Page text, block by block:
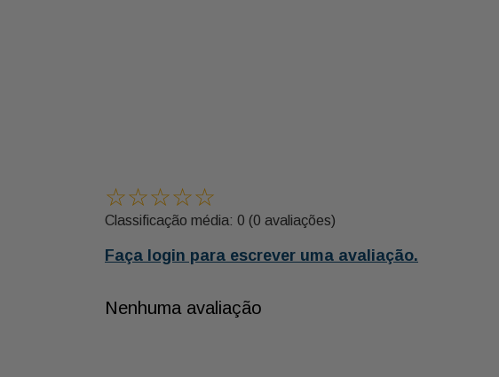
☆☆☆☆☆
Classificação média: 0 (0 avaliações)
Faça login para escrever uma avaliação.
Nenhuma avaliação